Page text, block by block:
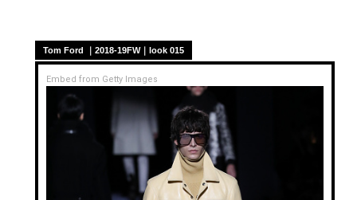
Tom Ford ｜2018-19FW｜look 015
Embed from Getty Images